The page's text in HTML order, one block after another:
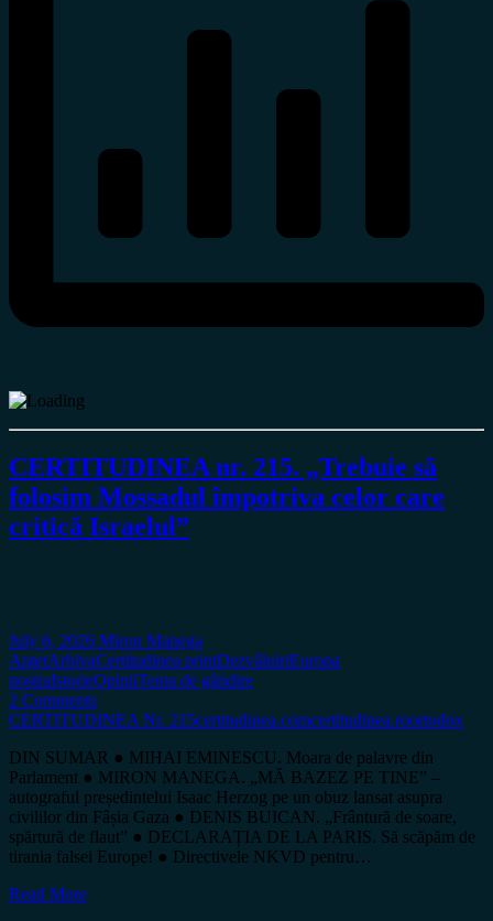
CERTITUDINEA nr. 215. „Trebuie să
folosim Mossadul împotriva celor care
critică Israelul”
July 6, 2026 Miron Manega
AntetArhivaCertitudinea printDezvăluiriEuropa
nostraIstorieOpiniiTema de gândire
2 Comments
CERTITUDINEA Nr. 215certitudinea.comcertitudinea.roortodox
DIN SUMAR ● MIHAI EMINESCU. Moara de palavre din
Parlament ● MIRON MANEGA. „MĂ BAZEZ PE TINE” –
autograful președintelui Isaac Herzog pe un obuz lansat asupra
civililor din Fâșia Gaza ● DENIS BUICAN. „Frântură de soare,
spărtură de flaut” ● DECLARAȚIA DE LA PARIS. Să scăpăm de
tirania falsei Europe! ● Directivele NKVD pentru…
Read More